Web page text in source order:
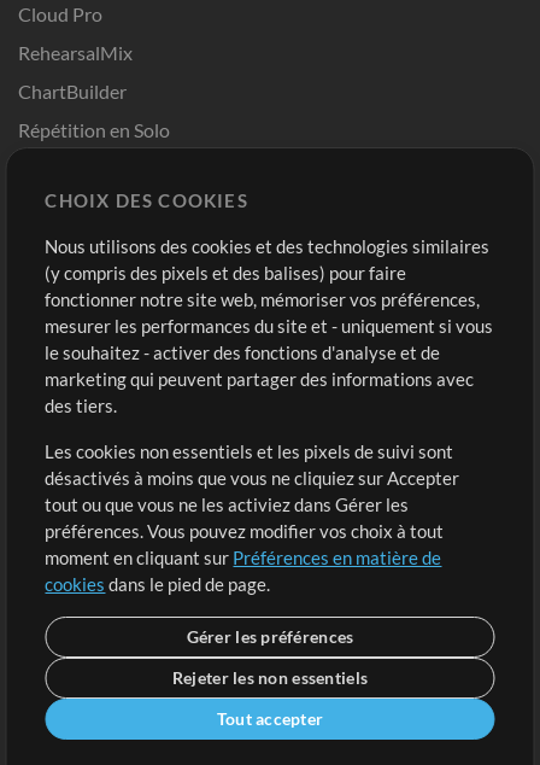
Cloud Pro
RehearsalMix
ChartBuilder
Répétition en Solo
Modèles ProPresenter
Sons
Boutique
Acheter des crédits
Contenu gratuit
Demander les pistes
Extras
Sessions
Soumettre votre contenu
Listes de lecture
Conférence MT
Compte
Connexion
S'inscrire
CHOIX DES COOKIES
Nous utilisons des cookies et des technologies similaires
(y compris des pixels et des balises) pour faire
fonctionner notre site web, mémoriser vos préférences,
mesurer les performances du site et - uniquement si vous
le souhaitez - activer des fonctions d'analyse et de
marketing qui peuvent partager des informations avec
des tiers.
Les cookies non essentiels et les pixels de suivi sont
désactivés à moins que vous ne cliquiez sur Accepter
tout ou que vous ne les activiez dans Gérer les
préférences. Vous pouvez modifier vos choix à tout
moment en cliquant sur Préférences en matière de
cookies dans le pied de page.
Gérer les préférences
Rejeter les non essentiels
Tout accepter